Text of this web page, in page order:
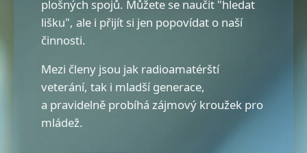
plošných spojů. Můžete se naučit "hledat
lišku", ale i přijít si jen popovídat o naší
činnosti.
Mezi členy jsou jak radioamatérští
veterání, tak i mladší generace,
a pravidelně probíhá zájmový kroužek pro
mládež.